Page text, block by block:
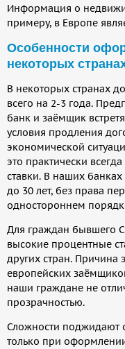
Информация о
примеру, в Европе
Особенности
некоторых
В некоторых странах
всего на 2-3 года.
банк и заёмщик
условия продления
экономической
это практически
ставки. В наших
до 30 лет, без права
одностороннем
Для граждан бывшего
высокие процентные
других стран. Причина
европейских
наши граждане не
прозрачностью.
Сложности поджидают
только при